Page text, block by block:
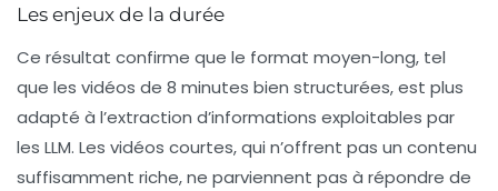
Les enjeux de la durée
Ce résultat confirme que le format moyen-long, tel
que les vidéos de 8 minutes bien structurées, est plus
adapté à l’extraction d’informations exploitables par
les LLM. Les vidéos courtes, qui n’offrent pas un contenu
suffisamment riche, ne parviennent pas à répondre de